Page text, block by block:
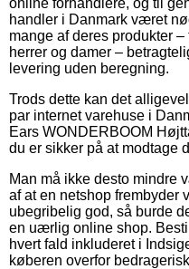
handler i Danmark været
mange af deres produkter
herrer og damer –
levering uden beregning.
Trods dette kan det
par internet varehuse i
Ears WONDERBOOM
du er sikker på at modtage
Man må ikke desto
af at en netshop frembyder
ubegribelig god, så burde
en uærlig online shop.
hvert fald inkluderet i
køberen overfor